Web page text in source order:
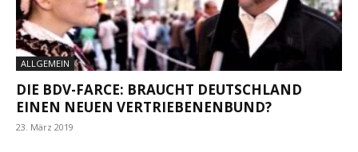
ALLGEMEIN
DIE BDV-FARCE: BRAUCHT DEUTSCHLAND
EINEN NEUEN VERTRIEBENENBUND?
23. März 2019